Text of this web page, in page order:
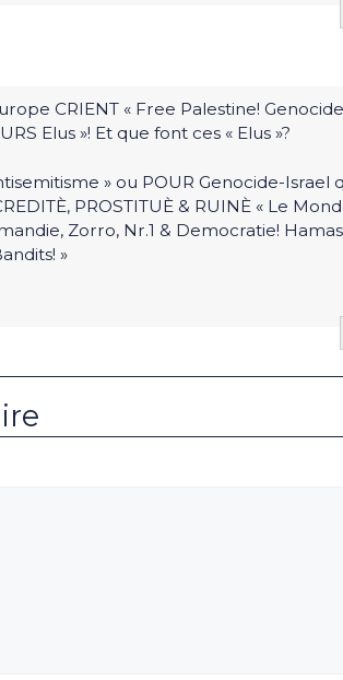
CRIENT « Free Palestine!
Elus »! Et que font ces « Elus »?
» ou POUR Genocide-Israel
PROSTITUÈ & RUINÈ « Le
Zorro, Nr.1 & Democratie!
»